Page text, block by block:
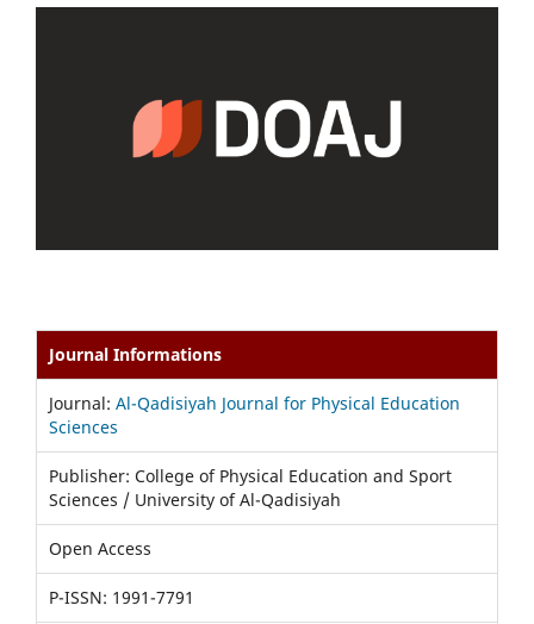
Journal Informations
Journal: Al-Qadisiyah Journal for Physical Education
Sciences
Publisher: College of Physical Education and Sport
Sciences / University of Al-Qadisiyah
Open Access
P-ISSN: 1991-7791